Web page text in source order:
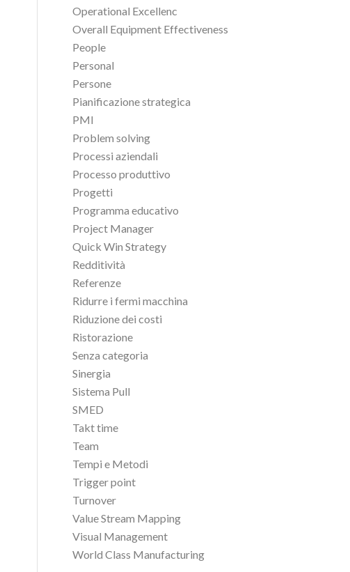
Operational Excellenc
Overall Equipment Effectiveness
People
Personal
Persone
Pianificazione strategica
PMI
Problem solving
Processi aziendali
Processo produttivo
Progetti
Programma educativo
Project Manager
Quick Win Strategy
Redditività
Referenze
Ridurre i fermi macchina
Riduzione dei costi
Ristorazione
Senza categoria
Sinergia
Sistema Pull
SMED
Takt time
Team
Tempi e Metodi
Trigger point
Turnover
Value Stream Mapping
Visual Management
World Class Manufacturing